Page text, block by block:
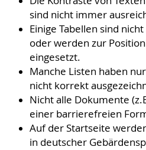
sind nicht immer
Einige Tabellen sind
oder werden zur
eingesetzt.
Manche Listen haben
nicht korrekt
Nicht alle Dokumente
einer barrierefreien
Auf der Startseite
in deutscher